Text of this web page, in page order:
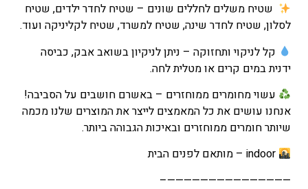
עד שטיח משלים לחללים שונים – שטיח לחדר ילדים, שטיח
לסלון, שטיח לחדר שינה, שטיח למשרד, שטיח לקליניקה ועוד.
קל לניקוי ותחזוקה – ניתן לניקיון בשואב אבק, כביסה
ידנית במים קרים או מטלית לחה.
עשוי מחומרים ממוחזרים – באשרם חושבים על הסביבה!
אנחנו עושים את כל המאמצים לייצר את המוצרים שלנו מכמה
שיותר חומרים ממוחזרים ובאיכות הגבוהה ביותר.
indoor – מותאם לפנים הבית
———————————————–